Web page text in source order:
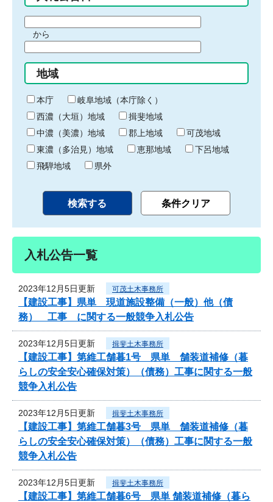
間
始
り
から
間
終
わ
り
地域
本庁
岐阜地域（本庁除く）
西濃（大垣）地域
揖斐地域
中濃（美濃）地域
郡上地域
可茂地域
東濃（多治見）地域
恵那地域
下呂地域
飛騨地域
県外
入札公告一覧
2023年12月5日更新 可茂土木事務所
【建設工事】県単 現道施設整備（一般）他（債
務） 工事 に関する一般競争入札公告
2023年12月5日更新 揖斐土木事務所
【建設工事】第維工舗暮1号 県単 舗装道補修（暮
らしの安全安心確保対策）（債務）工事に関する一般
競争入札公告
2023年12月5日更新 揖斐土木事務所
【建設工事】第維工舗暮3号 県単 舗装道補修（暮
らしの安全安心確保対策）（債務）工事に関する一般
競争入札公告
2023年12月5日更新 揖斐土木事務所
【建設工事】第維工舗暮6号 県単 舗装道補修（暮ら